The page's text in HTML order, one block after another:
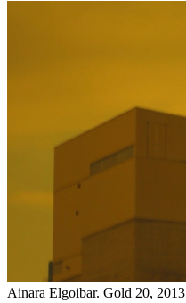
Ainara Elgoibar. Gold 20, 2013